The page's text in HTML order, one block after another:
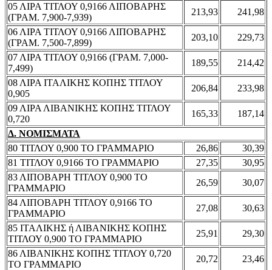
05 ΛΙΡΑ ΤΙΤΛΟΥ 0,9166 ΛΙΠΟΒΑΡΗΣ
(ΓΡΑΜ. 7,900-7,939)
213,93
241,98
06 ΛΙΡΑ ΤΙΤΛΟΥ 0,9166 ΛΙΠΟΒΑΡΗΣ
(ΓΡΑΜ. 7,500-7,899)
203,10
229,73
07 ΛΙΡΑ ΤΙΤΛΟΥ 0,9166 (ΓΡΑΜ. 7,000-
7,499)
189,55
214,42
08 ΛΙΡΑ ΙΤΑΛΙΚΗΣ ΚΟΠΗΣ ΤΙΤΛΟΥ
0,905
206,84
233,98
09 ΛΙΡΑ ΛΙΒΑΝΙΚΗΣ ΚΟΠΗΣ ΤΙΤΛΟΥ
0,720
165,33
187,14
Δ. ΝΟΜΙΣΜΑΤΑ
80 ΤΙΤΛΟΥ 0,900 ΤΟ ΓΡΑΜΜΑΡΙΟ
26,86
30,39
81 ΤΙΤΛΟΥ 0,9166 ΤΟ ΓΡΑΜΜΑΡΙΟ
27,35
30,95
83 ΛΙΠΟΒΑΡΗ ΤΙΤΛΟΥ 0,900 ΤΟ
ΓΡΑΜΜΑΡΙΟ
26,59
30,07
84 ΛΙΠΟΒΑΡΗ ΤΙΤΛΟΥ 0,9166 ΤΟ
ΓΡΑΜΜΑΡΙΟ
27,08
30,63
85 ΙΤΑΛΙΚΗΣ ή ΛΙΒΑΝΙΚΗΣ ΚΟΠΗΣ
ΤΙΤΛΟΥ 0,900 ΤΟ ΓΡΑΜΜΑΡΙΟ
25,91
29,30
86 ΛΙΒΑΝΙΚΗΣ ΚΟΠΗΣ ΤΙΤΛΟΥ 0,720
ΤΟ ΓΡΑΜΜΑΡΙΟ
20,72
23,46